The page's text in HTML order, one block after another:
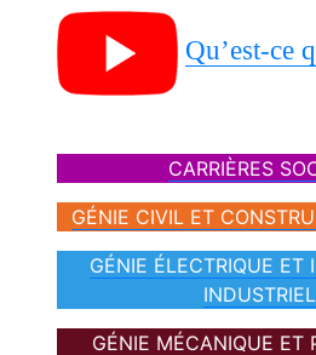
Qu’est-ce
CARRIÈRES
GÉNIE CIVIL ET
GÉNIE ÉLECTRIQUE ET
GÉNIE MÉCANIQUE ET